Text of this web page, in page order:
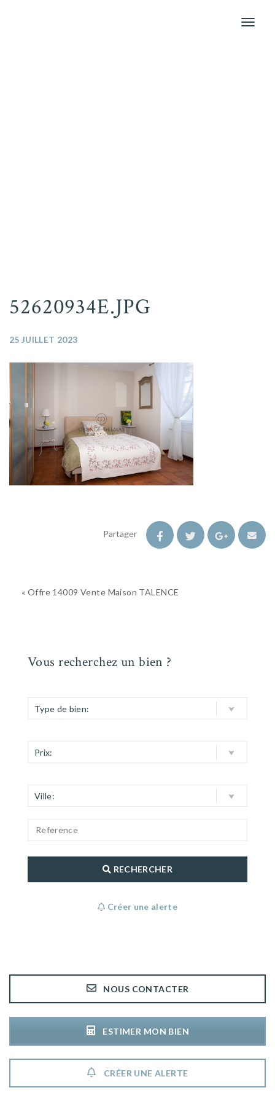
Toggle
52620934E.JPG
25 JUILLET 2023
Partager
« Offre 14009 Vente Maison TALENCE
Vous recherchez un bien ?
Type de bien:
Prix:
Ville:
RECHERCHER
Créer une alerte
NOUS CONTACTER
ESTIMER MON BIEN
CRÉER UNE ALERTE